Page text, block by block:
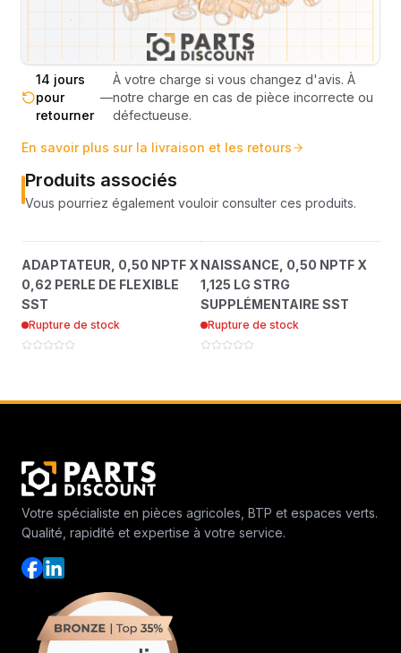
Transparence
totale
—calculé selon le poids et le volume de
votre commande avant paiement.
14 jours
pour
retourner
—
À votre charge si vous changez d'avis. À
notre charge en cas de pièce incorrecte ou
défectueuse.
En savoir plus sur la livraison et les retours
Produits associés
Vous pourriez également vouloir consulter ces produits.
?
NPTF X 0,62 PERLE DE
FLEXIBLE SST
46650605
ADAPTATEUR, 0,50 NPTF X
0,62 PERLE DE FLEXIBLE
SST
Rupture de stock
?
X 1,125 LG STRG
SUPPLÉMENTAIRE SST
46650606
NAISSANCE, 0,50 NPTF X
1,125 LG STRG
SUPPLÉMENTAIRE SST
Rupture de stock
Votre spécialiste en pièces agricoles, BTP et espaces verts.
Qualité, rapidité et expertise à votre service.